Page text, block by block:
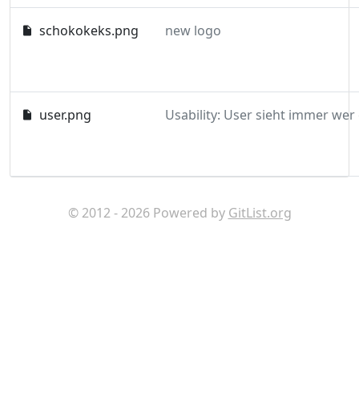
schokokeks.png new logo
user.png Usability: User sieht immer wer
© 2012 - 2026 Powered by GitList.org